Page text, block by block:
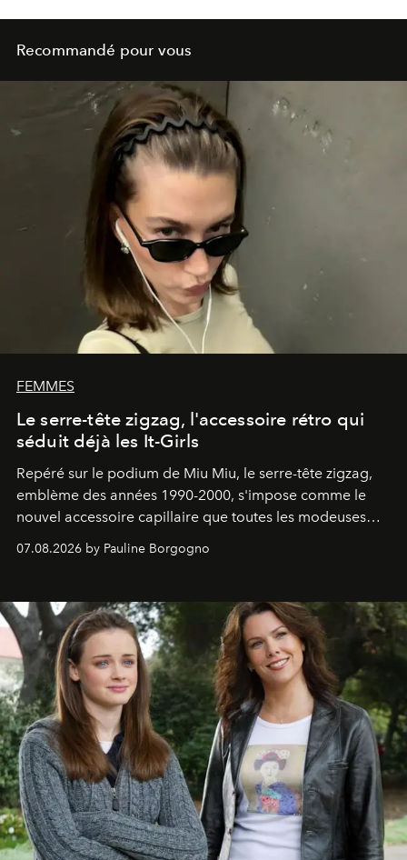
Recommandé pour vous
FEMMES
Le serre-tête zigzag, l'accessoire rétro qui
séduit déjà les It-Girls
Repéré sur le podium de Miu Miu, le serre-tête zigzag,
emblème des années 1990-2000, s'impose comme le
nouvel accessoire capillaire que toutes les modeuses
s'arrachent déjà.
07.08.2026 by Pauline Borgogno